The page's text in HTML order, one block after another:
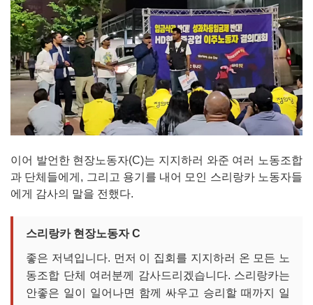
이어 발언한 현장노동자(C)는 지지하러 와준 여러 노동조합
과 단체들에게, 그리고 용기를 내어 모인 스리랑카 노동자들
에게 감사의 말을 전했다.
스리랑카 현장노동자 C
좋은 저녁입니다. 먼저 이 집회를 지지하러 온 모든 노
동조합 단체 여러분께 감사드리겠습니다. 스리랑카는
안좋은 일이 일어나면 함께 싸우고 승리할 때까지 일